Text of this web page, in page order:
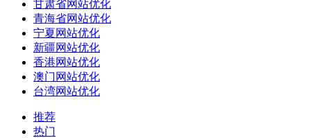
甘肃省网站优化
青海省网站优化
宁夏网站优化
新疆网站优化
香港网站优化
澳门网站优化
台湾网站优化
推荐
热门